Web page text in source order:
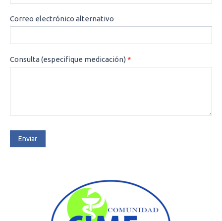
Correo electrónico alternativo
Consulta (especifique medicación)*
Enviar